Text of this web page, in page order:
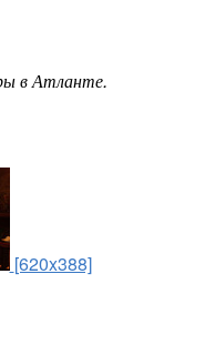
в Атланте.
[620x388]